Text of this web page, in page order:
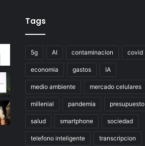
Tags
5g AI contaminacion covid
economia gastos IA
medio ambiente mercado celulares
millenial pandemia presupuesto
salud smartphone sociedad
telefono inteligente transcripcion